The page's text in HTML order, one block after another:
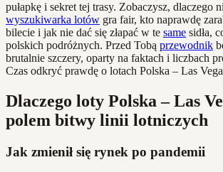
pułapkę i sekret tej trasy. Zobaczysz, dlaczego
wyszukiwarka lotów gra fair, kto naprawdę
bilecie i jak nie dać się złapać w te same sidła,
polskich podróżnych. Przed Tobą przewodnik
brutalnie szczery, oparty na faktach i liczbach
Czas odkryć prawdę o lotach Polska – Las
Dlaczego loty Polska – Las
polem bitwy linii lotniczych
Jak zmienił się rynek po pandemii